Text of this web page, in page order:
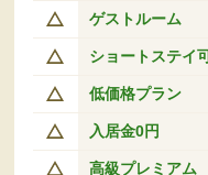
ゲストルーム
ショートステイ
低価格プラン
入居金0円
高級プレミアム